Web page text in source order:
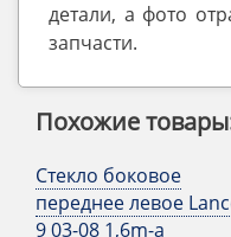
детали, а фото
запчасти.
Похожие
Стекло боковое
переднее левое
9 03-08 1,6m-a